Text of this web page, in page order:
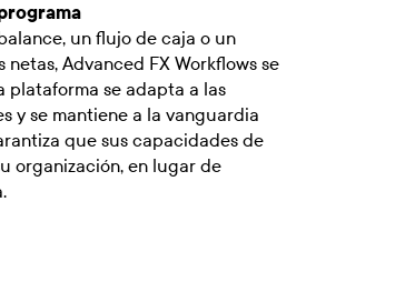
un flujo de caja o un
Advanced FX Workflows se
plataforma se adapta a las
y se mantiene a la vanguardia
que sus capacidades de
organización, en lugar de